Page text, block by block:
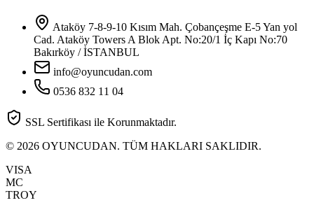
Ataköy 7-8-9-10 Kısım Mah. Çobançeşme E-5 Yan yol
Cad. Ataköy Towers A Blok Apt. No:20/1 İç Kapı No:70
Bakırköy / İSTANBUL
info@oyuncudan.com
0536 832 11 04
SSL Sertifikası ile Korunmaktadır.
© 2026 OYUNCUDAN. TÜM HAKLARI SAKLIDIR.
VISA
MC
TROY